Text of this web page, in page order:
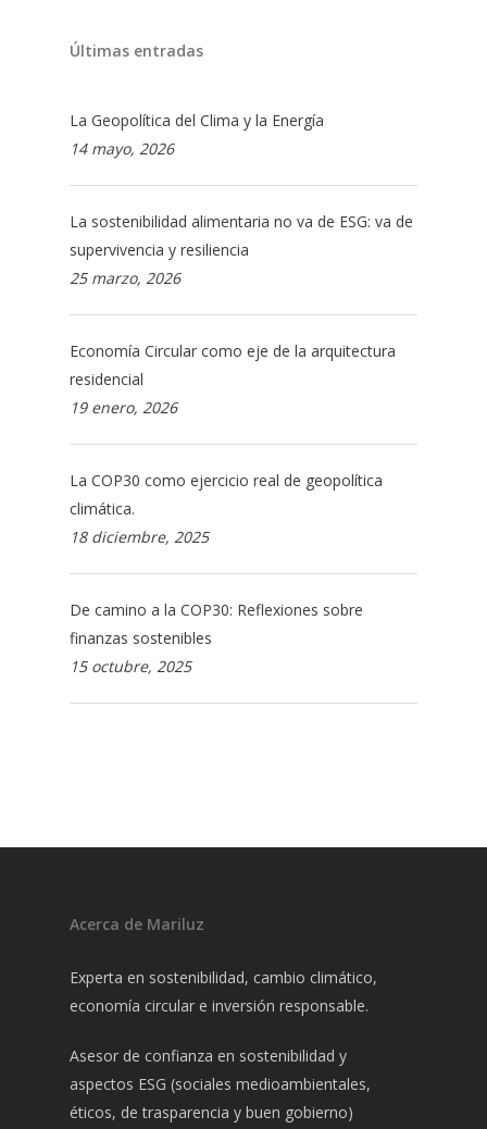
Últimas entradas
La Geopolítica del Clima y la Energía
14 mayo, 2026
La sostenibilidad alimentaria no va de ESG: va de
supervivencia y resiliencia
25 marzo, 2026
Economía Circular como eje de la arquitectura
residencial
19 enero, 2026
La COP30 como ejercicio real de geopolítica
climática.
18 diciembre, 2025
De camino a la COP30: Reflexiones sobre
finanzas sostenibles
15 octubre, 2025
Acerca de Mariluz
Experta en sostenibilidad, cambio climático,
economía circular e inversión responsable.
Asesor de confianza en sostenibilidad y
aspectos ESG (sociales medioambientales,
éticos, de trasparencia y buen gobierno)